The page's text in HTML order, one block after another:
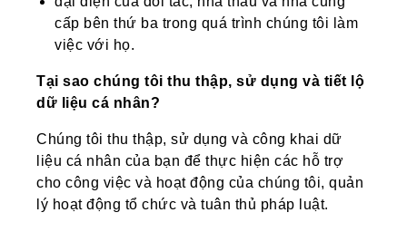
cấp bên thứ ba trong quá trình chúng tôi làm
việc với họ.
Tại sao chúng tôi thu thập, sử dụng và tiết lộ
dữ liệu cá nhân?
Chúng tôi thu thập, sử dụng và công khai dữ
liệu cá nhân của bạn để thực hiện các hỗ trợ
cho công việc và hoạt động của chúng tôi, quản
lý hoạt động tổ chức và tuân thủ pháp luật.